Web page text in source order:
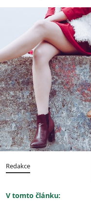
Redakce
V tomto článku: